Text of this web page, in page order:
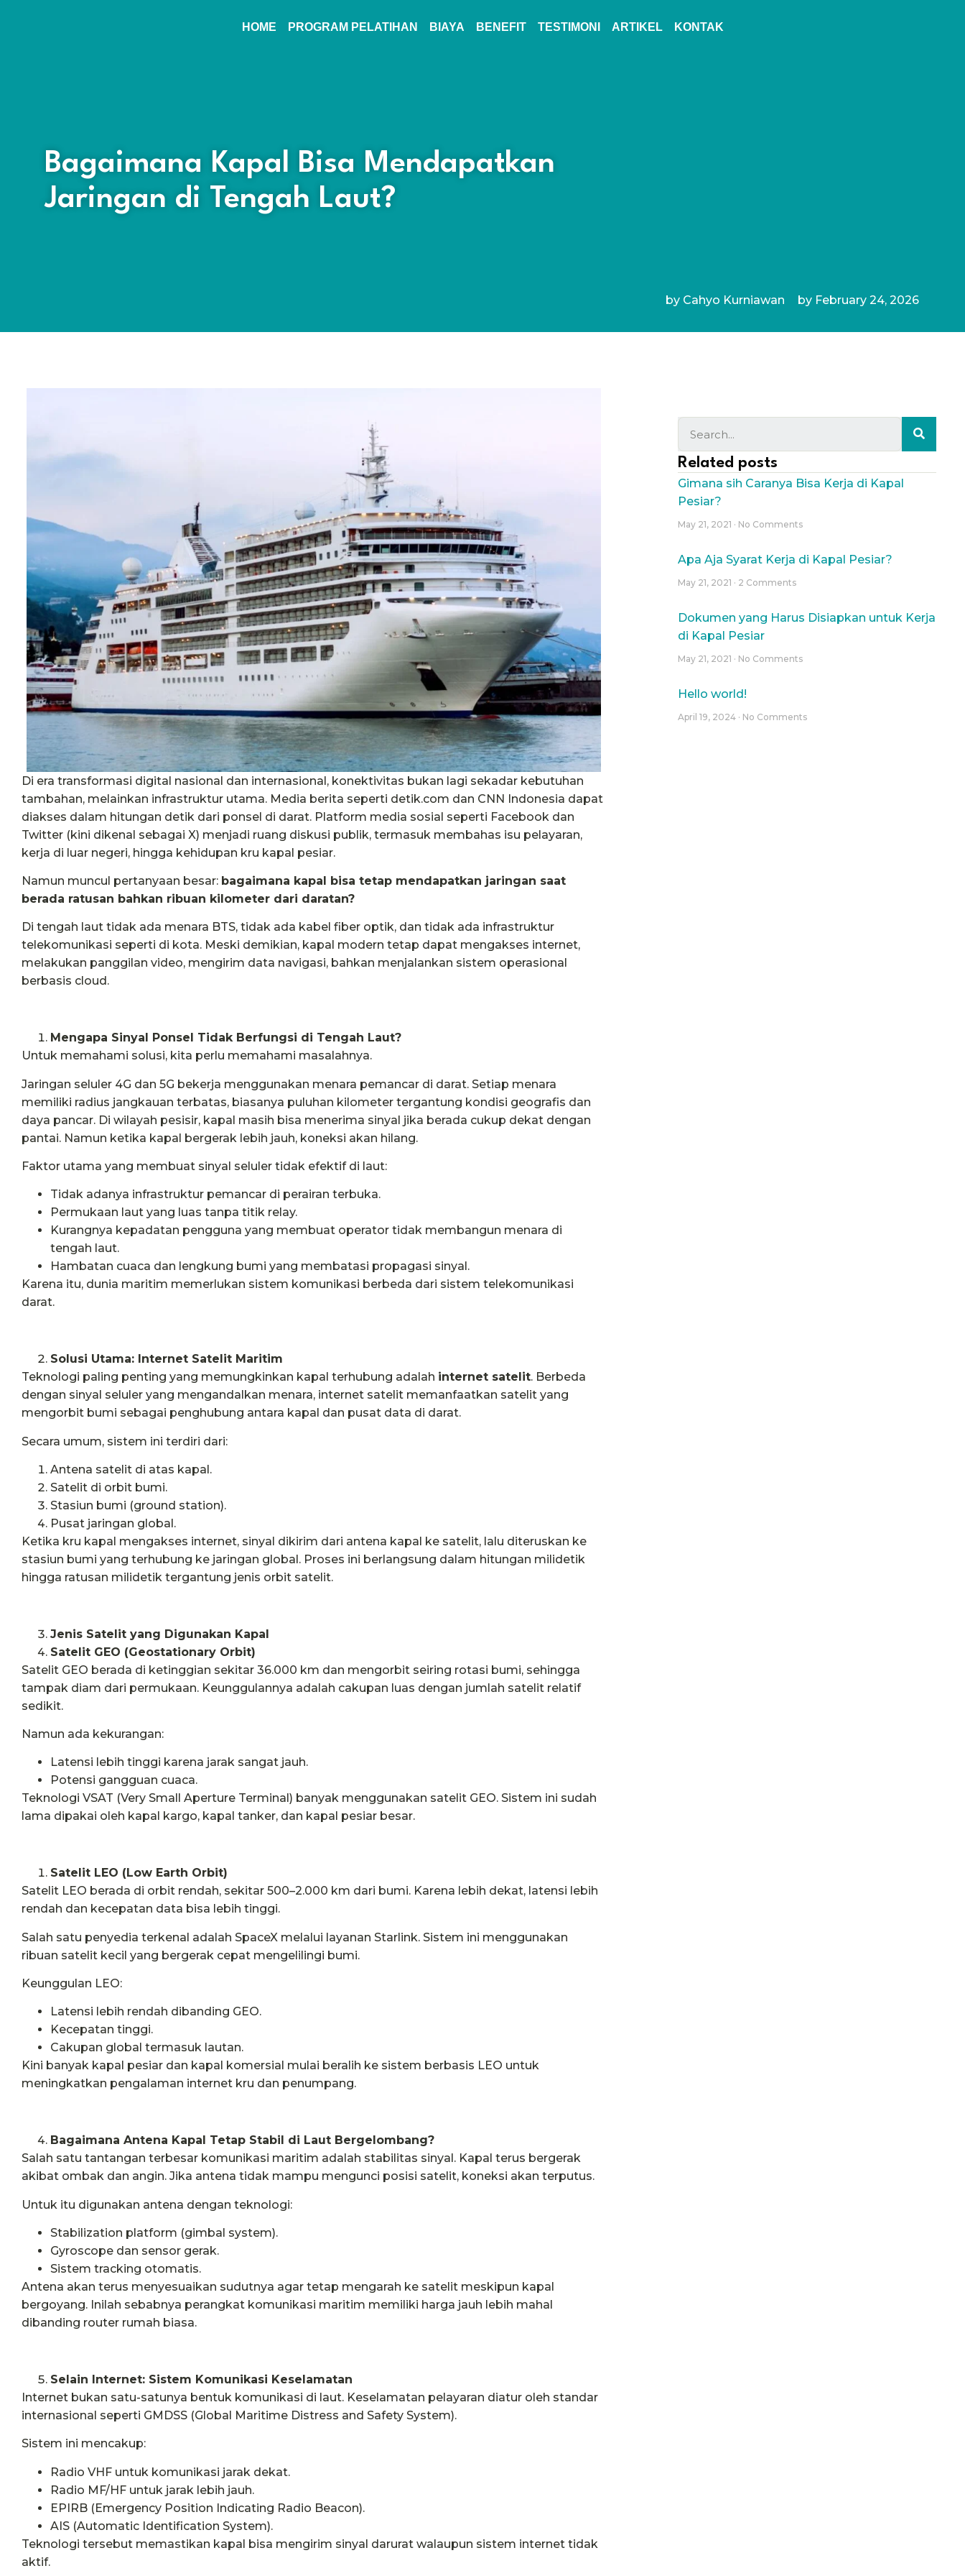
HOME PROGRAM PELATIHAN BIAYA BENEFIT TESTIMONI ARTIKEL KONTAK
Bagaimana Kapal Bisa Mendapatkan
Jaringan di Tengah Laut?
by Cahyo Kurniawan by February 24, 2026
Di era transformasi digital nasional dan internasional, konektivitas bukan lagi sekadar kebutuhan
tambahan, melainkan infrastruktur utama. Media berita seperti detik.com dan CNN Indonesia dapat
diakses dalam hitungan detik dari ponsel di darat. Platform media sosial seperti Facebook dan
Twitter (kini dikenal sebagai X) menjadi ruang diskusi publik, termasuk membahas isu pelayaran,
kerja di luar negeri, hingga kehidupan kru kapal pesiar.
Namun muncul pertanyaan besar: bagaimana kapal bisa tetap mendapatkan jaringan saat
berada ratusan bahkan ribuan kilometer dari daratan?
Di tengah laut tidak ada menara BTS, tidak ada kabel fiber optik, dan tidak ada infrastruktur
telekomunikasi seperti di kota. Meski demikian, kapal modern tetap dapat mengakses internet,
melakukan panggilan video, mengirim data navigasi, bahkan menjalankan sistem operasional
berbasis cloud.
Mengapa Sinyal Ponsel Tidak Berfungsi di Tengah Laut?
Untuk memahami solusi, kita perlu memahami masalahnya.
Jaringan seluler 4G dan 5G bekerja menggunakan menara pemancar di darat. Setiap menara
memiliki radius jangkauan terbatas, biasanya puluhan kilometer tergantung kondisi geografis dan
daya pancar. Di wilayah pesisir, kapal masih bisa menerima sinyal jika berada cukup dekat dengan
pantai. Namun ketika kapal bergerak lebih jauh, koneksi akan hilang.
Faktor utama yang membuat sinyal seluler tidak efektif di laut:
Tidak adanya infrastruktur pemancar di perairan terbuka.
Permukaan laut yang luas tanpa titik relay.
Kurangnya kepadatan pengguna yang membuat operator tidak membangun menara di
tengah laut.
Hambatan cuaca dan lengkung bumi yang membatasi propagasi sinyal.
Karena itu, dunia maritim memerlukan sistem komunikasi berbeda dari sistem telekomunikasi
darat.
Solusi Utama: Internet Satelit Maritim
Teknologi paling penting yang memungkinkan kapal terhubung adalah internet satelit. Berbeda
dengan sinyal seluler yang mengandalkan menara, internet satelit memanfaatkan satelit yang
mengorbit bumi sebagai penghubung antara kapal dan pusat data di darat.
Secara umum, sistem ini terdiri dari:
Antena satelit di atas kapal.
Satelit di orbit bumi.
Stasiun bumi (ground station).
Pusat jaringan global.
Ketika kru kapal mengakses internet, sinyal dikirim dari antena kapal ke satelit, lalu diteruskan ke
stasiun bumi yang terhubung ke jaringan global. Proses ini berlangsung dalam hitungan milidetik
hingga ratusan milidetik tergantung jenis orbit satelit.
Jenis Satelit yang Digunakan Kapal
Satelit GEO (Geostationary Orbit)
Satelit GEO berada di ketinggian sekitar 36.000 km dan mengorbit seiring rotasi bumi, sehingga
tampak diam dari permukaan. Keunggulannya adalah cakupan luas dengan jumlah satelit relatif
sedikit.
Namun ada kekurangan:
Latensi lebih tinggi karena jarak sangat jauh.
Potensi gangguan cuaca.
Teknologi VSAT (Very Small Aperture Terminal) banyak menggunakan satelit GEO. Sistem ini sudah
lama dipakai oleh kapal kargo, kapal tanker, dan kapal pesiar besar.
Satelit LEO (Low Earth Orbit)
Satelit LEO berada di orbit rendah, sekitar 500–2.000 km dari bumi. Karena lebih dekat, latensi lebih
rendah dan kecepatan data bisa lebih tinggi.
Salah satu penyedia terkenal adalah SpaceX melalui layanan Starlink. Sistem ini menggunakan
ribuan satelit kecil yang bergerak cepat mengelilingi bumi.
Keunggulan LEO:
Latensi lebih rendah dibanding GEO.
Kecepatan tinggi.
Cakupan global termasuk lautan.
Kini banyak kapal pesiar dan kapal komersial mulai beralih ke sistem berbasis LEO untuk
meningkatkan pengalaman internet kru dan penumpang.
Bagaimana Antena Kapal Tetap Stabil di Laut Bergelombang?
Salah satu tantangan terbesar komunikasi maritim adalah stabilitas sinyal. Kapal terus bergerak
akibat ombak dan angin. Jika antena tidak mampu mengunci posisi satelit, koneksi akan terputus.
Untuk itu digunakan antena dengan teknologi:
Stabilization platform (gimbal system).
Gyroscope dan sensor gerak.
Sistem tracking otomatis.
Antena akan terus menyesuaikan sudutnya agar tetap mengarah ke satelit meskipun kapal
bergoyang. Inilah sebabnya perangkat komunikasi maritim memiliki harga jauh lebih mahal
dibanding router rumah biasa.
Selain Internet: Sistem Komunikasi Keselamatan
Internet bukan satu-satunya bentuk komunikasi di laut. Keselamatan pelayaran diatur oleh standar
internasional seperti GMDSS (Global Maritime Distress and Safety System).
Sistem ini mencakup:
Radio VHF untuk komunikasi jarak dekat.
Radio MF/HF untuk jarak lebih jauh.
EPIRB (Emergency Position Indicating Radio Beacon).
AIS (Automatic Identification System).
Teknologi tersebut memastikan kapal bisa mengirim sinyal darurat walaupun sistem internet tidak
aktif.
Related posts
Gimana sih Caranya Bisa Kerja di Kapal
Pesiar?
May 21, 2021 No Comments
Apa Aja Syarat Kerja di Kapal Pesiar?
May 21, 2021 2 Comments
Dokumen yang Harus Disiapkan untuk Kerja
di Kapal Pesiar
May 21, 2021 No Comments
Hello world!
April 19, 2024 No Comments